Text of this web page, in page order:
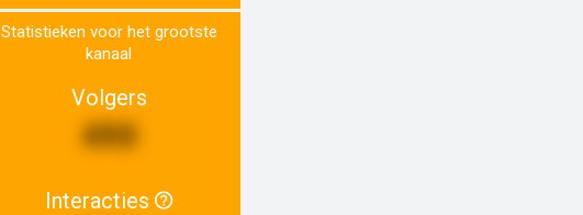
Statistieken voor het grootste
kanaal
Volgers
490
Interacties